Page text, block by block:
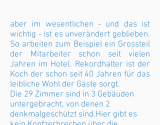
aber im wesentlichen - und das ist
wichtig - ist es unverändert geblieben.
So arbeiten zum Beispiel ein Grossteil
der Mitarbeiter schon seit vielen
Jahren im Hotel. Rekordhalter ist der
Koch der schon seit 40 Jahren für das
leibliche Wohl der Gäste sorgt.
Die 29 Zimmer sind in 3 Gebäuden
untergebracht, von denen 2
denkmalgeschützt sind.Hier gibt es